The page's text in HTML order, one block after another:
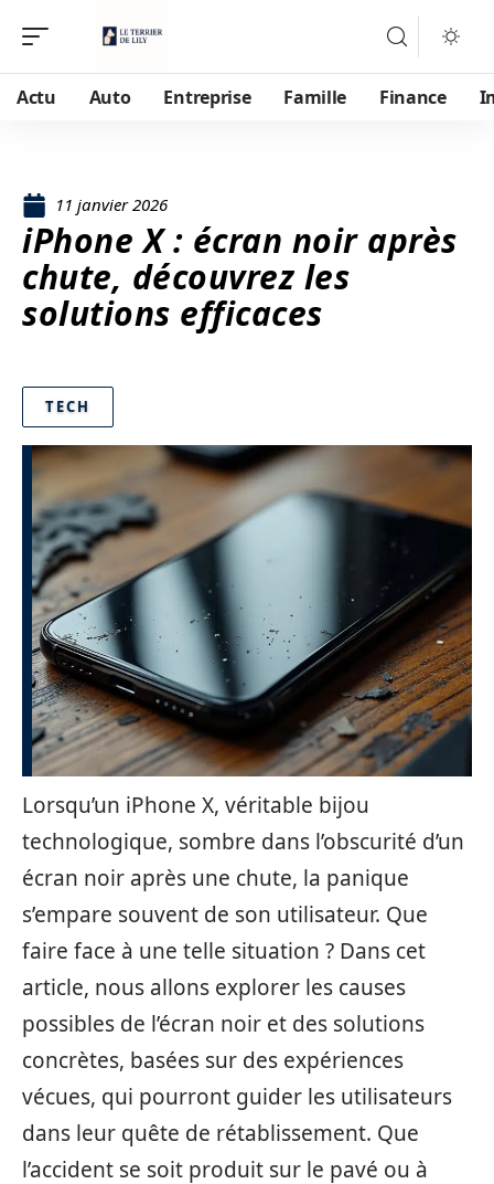
Actu Auto Entreprise Famille Finance
11 janvier 2026
iPhone X : écran noir après
chute, découvrez les
solutions efficaces
TECH
Lorsqu’un iPhone X, véritable bijou
technologique, sombre dans l’obscurité d’un
écran noir après une chute, la panique
s’empare souvent de son utilisateur. Que
faire face à une telle situation ? Dans cet
article, nous allons explorer les causes
possibles de l’écran noir et des solutions
concrètes, basées sur des expériences
vécues, qui pourront guider les utilisateurs
dans leur quête de rétablissement. Que
l’accident se soit produit sur le pavé ou à